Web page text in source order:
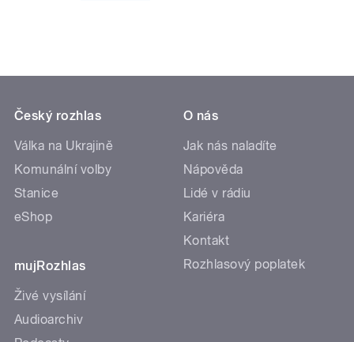
Český rozhlas
Válka na Ukrajině
Komunální volby
Stanice
eShop
mujRozhlas
Živé vysílání
Audioarchiv
O nás
Jak nás naladíte
Nápověda
Lidé v rádiu
Kariéra
Kontakt
Rozhlasový poplatek